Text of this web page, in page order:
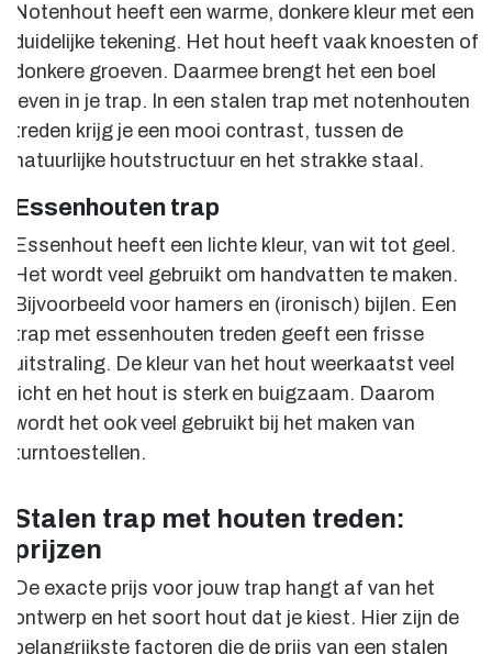
Notenhout heeft een warme, donkere kleur met een
duidelijke tekening. Het hout heeft vaak knoesten of
donkere groeven. Daarmee brengt het een boel
leven in je trap. In een stalen trap met notenhouten
treden krijg je een mooi contrast, tussen de
natuurlijke houtstructuur en het strakke staal.
Essenhouten trap
Essenhout heeft een lichte kleur, van wit tot geel.
Het wordt veel gebruikt om handvatten te maken.
Bijvoorbeeld voor hamers en (ironisch) bijlen. Een
trap met essenhouten treden geeft een frisse
uitstraling. De kleur van het hout weerkaatst veel
licht en het hout is sterk en buigzaam. Daarom
wordt het ook veel gebruikt bij het maken van
turntoestellen.
Stalen trap met houten treden:
prijzen
De exacte prijs voor jouw trap hangt af van het
ontwerp en het soort hout dat je kiest. Hier zijn de
belangrijkste factoren die de prijs van een stalen